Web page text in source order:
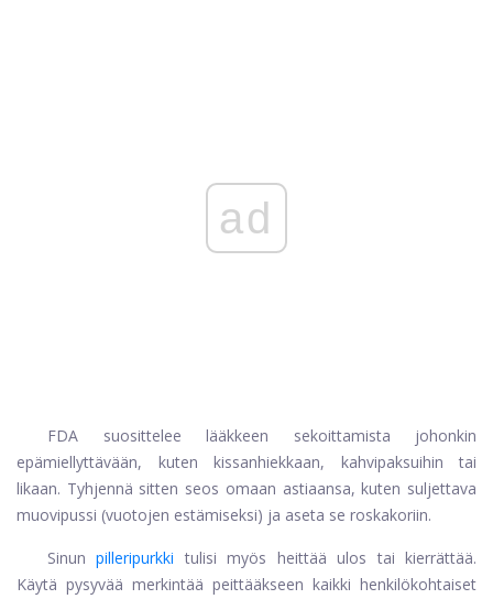
ad
FDA suosittelee lääkkeen sekoittamista johonkin
epämiellyttävään, kuten kissanhiekkaan, kahvipaksuihin tai
likaan. Tyhjennä sitten seos omaan astiaansa, kuten suljettava
muovipussi (vuotojen estämiseksi) ja aseta se roskakoriin.
Sinun pilleripurkki tulisi myös heittää ulos tai kierrättää.
Käytä pysyvää merkintää peittääkseen kaikki henkilökohtaiset